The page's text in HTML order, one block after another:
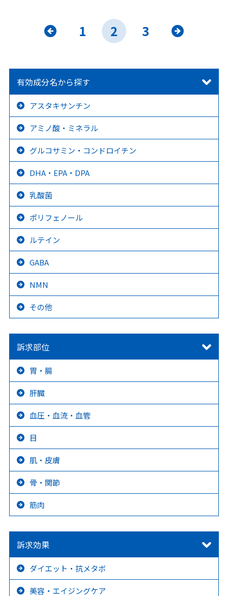
1 2 3 »
有効成分名から探す
アスタキサンチン
アミノ酸・ミネラル
グルコサミン・コンドロイチン
DHA・EPA・DPA
乳酸菌
ポリフェノール
ルテイン
GABA
NMN
その他
訴求部位
胃・腸
肝臓
血圧・血流・血管
目
肌・皮膚
骨・関節
筋肉
訴求効果
ダイエット・抗メタボ
美容・エイジングケア